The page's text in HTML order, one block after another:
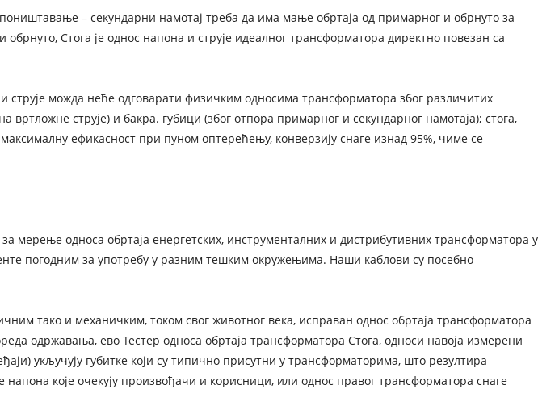
– секундарни намотај треба да има мање обртаја од примарног и обрнуто за
Стога је однос напона и струје идеалног трансформатора директно повезан са
можда неће одговарати физичким односима трансформатора због различитих
струје) и бакра. губици (због отпора примарног и секундарног намотаја); стога,
ефикасност при пуном оптерећењу, конверзију снаге изнад 95%, чиме се
мерење односа обртаја енергетских, инструменталних и дистрибутивних трансформатора у
погодним за употребу у разним тешким окружењима. Наши каблови су посебно
тако и механичким, током свог животног века, исправан однос обртаја трансформатора
одржавања, ево Тестер односа обртаја трансформатора Стога, односи навоја измерени
укључују губитке који су типично присутни у трансформаторима, што резултира
напона које очекују произвођачи и корисници, или однос правог трансформатора снаге